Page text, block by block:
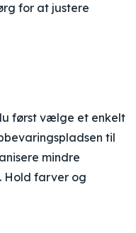
for at justere
først vælge et enkelt
til
mindre
Hold farver og